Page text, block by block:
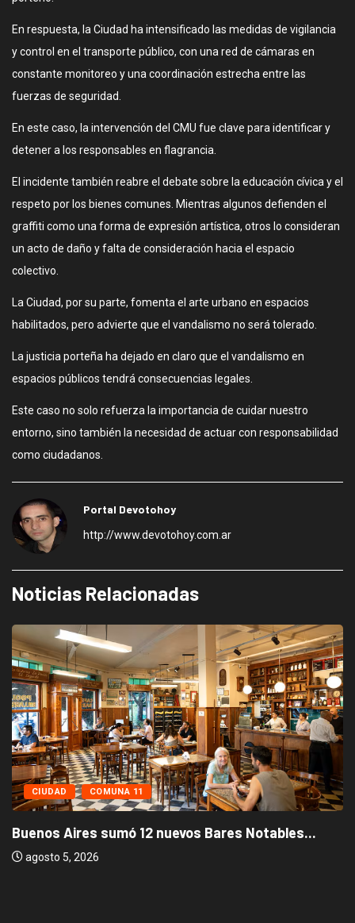
En respuesta, la Ciudad ha intensificado las medidas de vigilancia
y control en el transporte público, con una red de cámaras en
constante monitoreo y una coordinación estrecha entre las
fuerzas de seguridad.
En este caso, la intervención del CMU fue clave para identificar y
detener a los responsables en flagrancia.
El incidente también reabre el debate sobre la educación cívica y el
respeto por los bienes comunes. Mientras algunos defienden el
graffiti como una forma de expresión artística, otros lo consideran
un acto de daño y falta de consideración hacia el espacio
colectivo.
La Ciudad, por su parte, fomenta el arte urbano en espacios
habilitados, pero advierte que el vandalismo no será tolerado.
La justicia porteña ha dejado en claro que el vandalismo en
espacios públicos tendrá consecuencias legales.
Este caso no solo refuerza la importancia de cuidar nuestro
entorno, sino también la necesidad de actuar con responsabilidad
como ciudadanos.
Portal Devotohoy
http://www.devotohoy.com.ar
Noticias Relacionadas
CIUDAD COMUNA 11
Buenos Aires sumó 12 nuevos Bares Notables...
agosto 5, 2026